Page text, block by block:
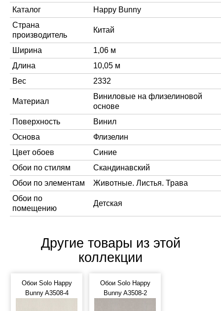
Каталог
Happy Bunny
Страна
производитель
Китай
Ширина
1,06 м
Длина
10,05 м
Вес
2332
Материал
Виниловые на флизелиновой
основе
Поверхность
Винил
Основа
Флизелин
Цвет обоев
Синие
Обои по стилям
Скандинавский
Обои по элементам
Животные. Листья. Трава
Обои по
помещению
Детская
Другие товары из этой
коллекции
Обои Solo Happy
Bunny A3508-4
Обои Solo Happy
Bunny A3508-2